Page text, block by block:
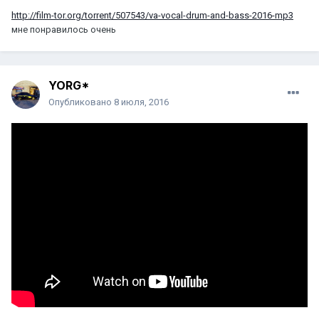
http://film-tor.org/torrent/507543/va-vocal-drum-and-bass-2016-mp3
мне понравилось очень
YORG*
Опубликовано 8 июля, 2016